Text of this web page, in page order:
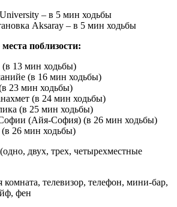
– в 5 мин ходьбы
Aksaray – в 5 мин ходьбы
поблизости:
13 мин ходьбы)
(в 16 мин ходьбы)
23 мин ходьбы)
(в 24 мин ходьбы)
(в 25 мин ходьбы)
(Айя-София) (в 26 мин ходьбы)
(в 26 мин ходьбы)
двух, трех, четырехместные
телевизор, телефон, мини-бар,
фен